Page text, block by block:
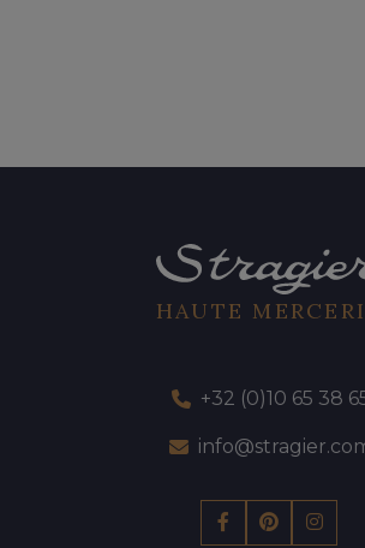
HAUTE
+32 (0)10 65 38